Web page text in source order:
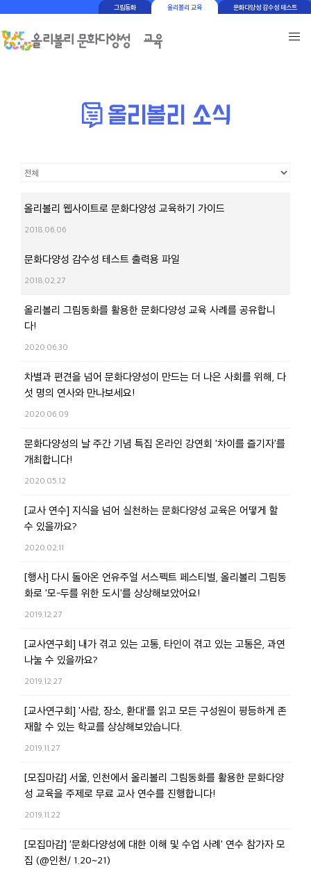
그림동화 올리볼리 교육 문화다양성 감수성 테스트
올리볼리 웹사이트로 문화다양성 교육하기 가이드
2018.06.06
문화다양성 감수성 테스트 출력용 파일
2018.02.27
올리볼리 그림동화를 활용한 문화다양성 교육 사례를 공유합니
다!
2020.06.30
차별과 편견을 넘어 문화다양성이 만드는 더 나은 사회를 위해, 다
섯 명의 연사와 만나보세요!
2020.06.09
문화다양성의 날 주간 기념 특집 온라인 강연회 '차이를 즐기자'를
개최합니다!
2020.05.12
[교사 연수] 지식을 넘어 실천하는 문화다양성 교육은 어떻게 할
수 있을까요?
2020.02.11
[행사] 다시 돌아온 언유주얼 서스펙트 페스티벌, 올리볼리 그림동
화로 '모-두를 위한 도시'를 상상해보았어요!
2019.12.27
[교사연구회] 내가 겪고 있는 고통, 타인이 겪고 있는 고통은, 과연
나눌 수 있을까요?
2019.12.27
[교사연구회] '사람, 장소, 환대'를 읽고 모든 구성원이 평등하게 존
재할 수 있는 학교를 상상해보았습니다.
2019.11.27
[모집마감] 서울, 인천에서 올리볼리 그림동화를 활용한 문화다양
성 교육을 주제로 무료 교사 연수를 진행합니다!
2019.11.22
[모집마감] '문화다양성에 대한 이해 및 수업 사례' 연수 참가자 모
집 (@인천/ 1.20~21)